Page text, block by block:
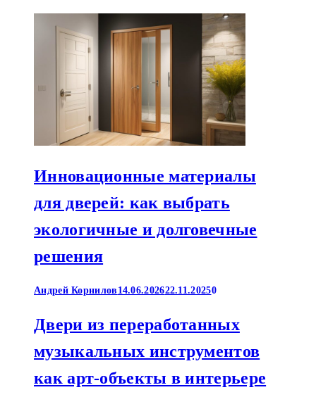
Инновационные материалы
для дверей: как выбрать
экологичные и долговечные
решения
Андрей Корнилов 14.06.202622.11.20250
Двери из переработанных
музыкальных инструментов
как арт-объекты в интерьере